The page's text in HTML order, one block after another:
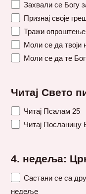
Захвали се Богу
Признај своје
Тражи
Моли се да твоји
Моли се да те Бог
Читај Свето
Читај Псалам 25
Читај
4. недеља:
Састани се са
недеље